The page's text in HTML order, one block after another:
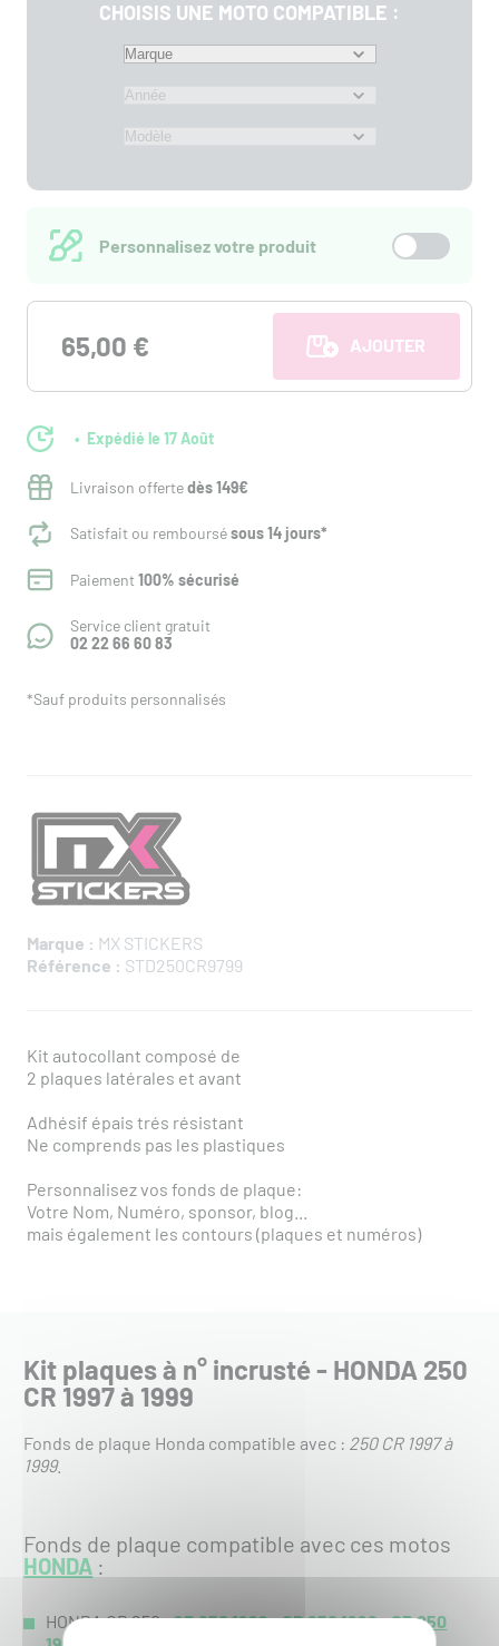
CHOISIS UNE MOTO COMPATIBLE :
Personnalisez votre produit
65,00 € AJOUTER AU
Expédié le 17 Août
Livraison offertedès 149€
Satisfait ou remboursésous 14 jours*
Paiement100% sécurisé
Service client gratuit
02 22 66 60 83
*Sauf produits personnalisés
Marque : MX STICKERS
Référence : STD250CR9799
Kit autocollant composé de
2 plaques latérales et avant
Adhésif épais trés résistant
Ne comprends pas les plastiques
Personnalisez vos fonds de plaque:
Votre Nom, Numéro, sponsor, blog...
mais également les contours (plaques et numéros)
Kit plaques à n° incrusté - HONDA 250
CR 1997 à 1999
Fonds de plaque Honda compatible avec : 250 CR 1997 à
1999.
Fonds de plaque compatible avec ces motos
HONDA :
HONDA CR 250 :CR 250 1999-CR 250 1998-CR 250